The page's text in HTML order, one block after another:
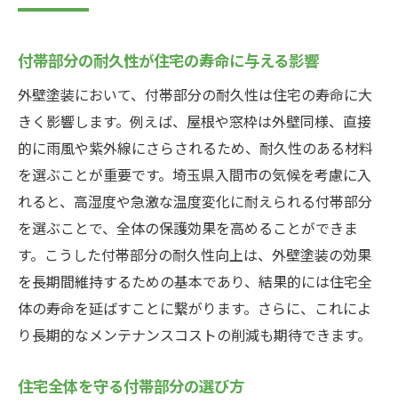
付帯部分の耐久性が住宅の寿命に与える影響
外壁塗装において、付帯部分の耐久性は住宅の寿命に大
きく影響します。例えば、屋根や窓枠は外壁同様、直接
的に雨風や紫外線にさらされるため、耐久性のある材料
を選ぶことが重要です。埼玉県入間市の気候を考慮に入
れると、高湿度や急激な温度変化に耐えられる付帯部分
を選ぶことで、全体の保護効果を高めることができま
す。こうした付帯部分の耐久性向上は、外壁塗装の効果
を長期間維持するための基本であり、結果的には住宅全
体の寿命を延ばすことに繋がります。さらに、これによ
り長期的なメンテナンスコストの削減も期待できます。
住宅全体を守る付帯部分の選び方